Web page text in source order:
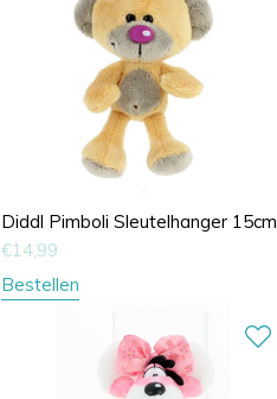
Diddl Pimboli Sleutelhanger 15cm
€14,99
Bestellen